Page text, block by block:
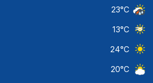
23°C
13°C
24°C
20°C